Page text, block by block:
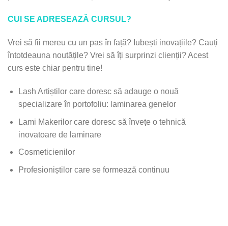
CUI SE ADRESEAZĂ CURSUL?
Vrei să fii mereu cu un pas în față? Iubești inovațiile? Cauți
întotdeauna noutățile? Vrei să îți surprinzi clienții? Acest
curs este chiar pentru tine!
Lash Artiștilor care doresc să adauge o nouă
specializare în portofoliu: laminarea genelor
Lami Makerilor care doresc să învețe o tehnică
inovatoare de laminare
Cosmeticienilor
Profesioniștilor care se formează continuu